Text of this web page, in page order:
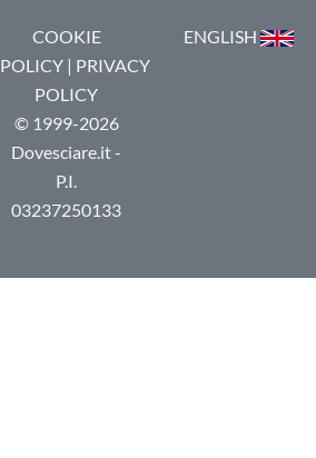
COOKIE
POLICY| PRIVACY
POLICY
© 1999-2026
Dovesciare.it -
P.I.
03237250133
ENGLISH